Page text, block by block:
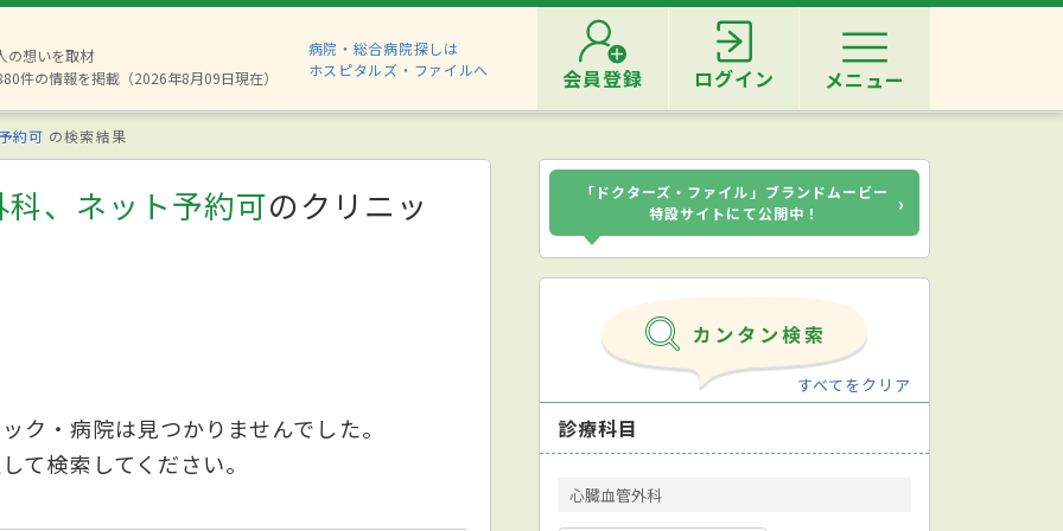
の想いを取材
件の情報を掲載（2026年8月09日現在）
病院・総合病院探しは
ホスピタルズ・ファイルへ
会員登録 ログイン メニュー
約可 の検索結果
、ネット予約可のクリニッ
ク・病院は見つかりませんでした。
て検索してください。
「ドクターズ・ファイル」ブランドムービー
特設サイトにて公開中！
›
すべてをクリア
診療科目
心臓血管外科